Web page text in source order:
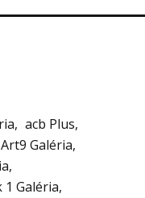
acb Plus
Art9 Galéria
Galéria